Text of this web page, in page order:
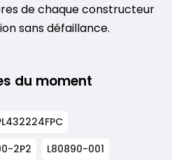
de chaque constructeur
sans défaillance.
du moment
2P2 L80890-001